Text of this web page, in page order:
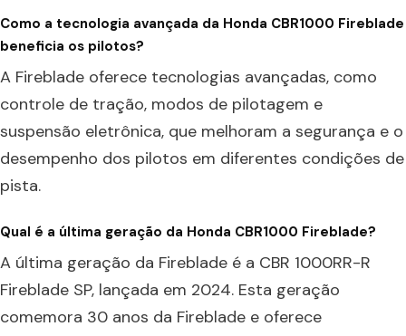
Como a tecnologia avançada da Honda CBR1000 Fireblade
beneficia os pilotos?
A Fireblade oferece tecnologias avançadas, como
controle de tração, modos de pilotagem e
suspensão eletrônica, que melhoram a segurança e o
desempenho dos pilotos em diferentes condições de
pista.
Qual é a última geração da Honda CBR1000 Fireblade?
A última geração da Fireblade é a CBR 1000RR-R
Fireblade SP, lançada em 2024. Esta geração
comemora 30 anos da Fireblade e oferece